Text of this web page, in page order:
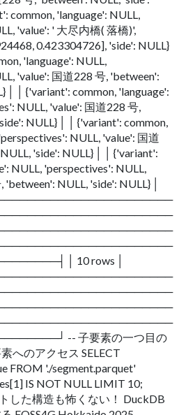
common, 'language': NULL,
'value': ' 大尽内橋( 落橋)',
0.423304726], 'side': NULL}
'language': NULL,
'value': 国道228 号, 'between':
│ │ {'variant': common, 'language':
NULL, 'value': 国道228 号,
NULL} │ │ {'variant': common,
NULL, 'value': 国道
'side': NULL} │ │ {'variant':
NULL, 'perspectives': NULL,
'between': NULL, 'side': NULL} │
│ 10 rows │
-- 子要素の一つ目の
へのアクセス SELECT
FROM './segment.parquet'
IS NOT NULL LIMIT 10;
した構造も怖くない！ DuckDB